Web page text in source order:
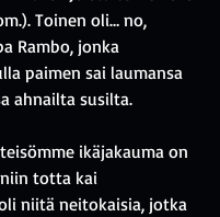
Toinen oli… no,
Rambo, jonka
paimen sai laumansa
ahnailta susilta.
ikäjakauma on
totta kai
niitä neitokaisia, jotka